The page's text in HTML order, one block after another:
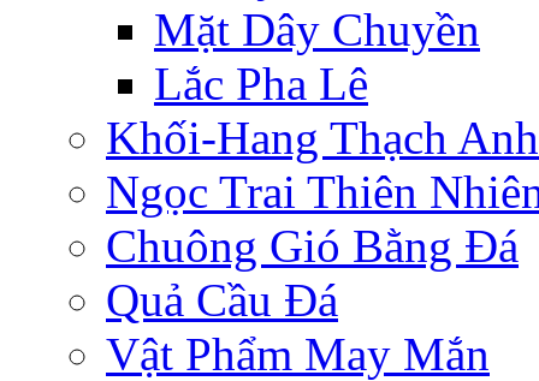
Mặt Dây Chuyền
Lắc Pha Lê
Khối-Hang Thạch Anh
Ngọc Trai Thiên
Chuông Gió Bằng Đá
Quả Cầu Đá
Vật Phẩm May Mắn